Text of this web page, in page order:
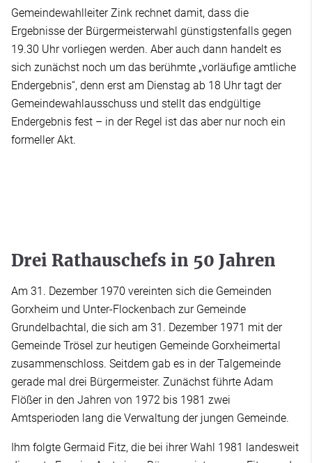
Gemeindewahlleiter Zink rechnet damit, dass die
Ergebnisse der Bürgermeisterwahl günstigstenfalls gegen
19.30 Uhr vorliegen werden. Aber auch dann handelt es
sich zunächst noch um das berühmte „vorläufige amtliche
Endergebnis“, denn erst am Dienstag ab 18 Uhr tagt der
Gemeindewahlausschuss und stellt das endgültige
Endergebnis fest – in der Regel ist das aber nur noch ein
formeller Akt.
Drei Rathauschefs in 50 Jahren
Am 31. Dezember 1970 vereinten sich die Gemeinden
Gorxheim und Unter-Flockenbach zur Gemeinde
Grundelbachtal, die sich am 31. Dezember 1971 mit der
Gemeinde Trösel zur heutigen Gemeinde Gorxheimertal
zusammenschloss. Seitdem gab es in der Talgemeinde
gerade mal drei Bürgermeister. Zunächst führte Adam
Flößer in den Jahren von 1972 bis 1981 zwei
Amtsperioden lang die Verwaltung der jungen Gemeinde.
Ihm folgte Germaid Fitz, die bei ihrer Wahl 1981 landesweit